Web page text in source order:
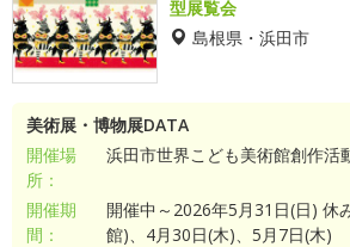
型展覧会
島根県・浜田市
美術展・博物展DATA
開催場
所：
浜田市世界こども美術館創作活
開催期
間：
開催中～2026年5月31日(日) 休
館)、4月30日(木)、5月7日(木)